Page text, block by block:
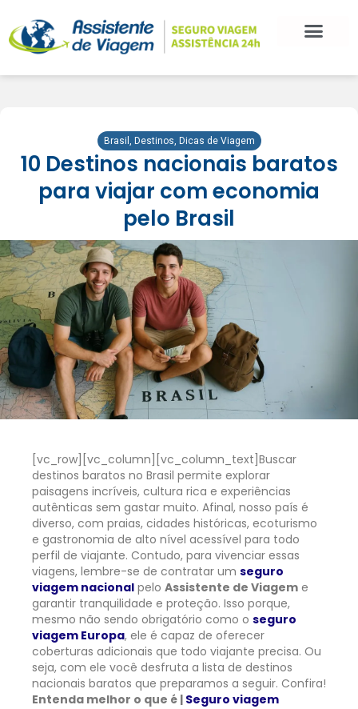
Brasil , Destinos, Dicas de Viagem
10 Destinos nacionais baratos
para viajar com economia
pelo Brasil
[vc_row][vc_column][vc_column_text] Buscar
destinos baratos no Brasil permite explorar
paisagens incríveis, cultura rica e experiências
autênticas sem gastar muito. Afinal, nosso país é
diverso, com praias, cidades históricas, ecoturismo
e gastronomia de alto nível acessível para todo
perfil de viajante. Contudo, para vivenciar essas
viagens, lembre-se de contratar um seguro
viagem nacional pelo Assistente de Viagem e
garantir tranquilidade e proteção. Isso porque,
mesmo não sendo obrigatório como o seguro
viagem Europa, ele é capaz de oferecer
coberturas adicionais que todo viajante precisa. Ou
seja, com ele você desfruta a lista de destinos
nacionais baratos que preparamos a seguir. Confira!
Entenda melhor o que é | Seguro viagem